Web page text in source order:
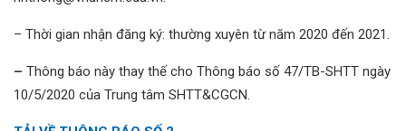
– Thời gian nhận đăng ký: thường xuyên từ năm 2020 đến 2021.
– Thông báo này thay thế cho Thông báo số 47/TB-SHTT ngày
10/5/2020 của Trung tâm SHTT&CGCN.